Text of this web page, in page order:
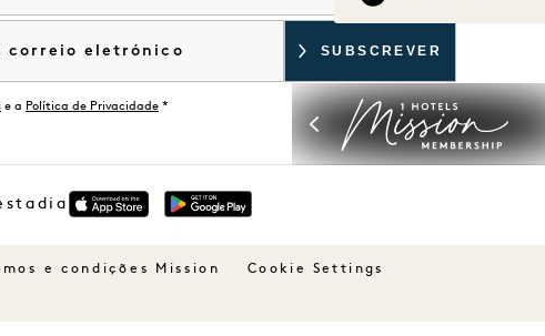
e a Política de Privacidade *
e condições Mission Cookie Settings